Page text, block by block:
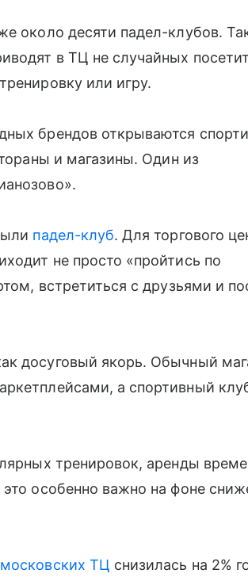
около десяти падел-клубов.
в ТЦ не случайных
или игру.
брендов открываются
и магазины. Один из
падел-клуб. Для торгового
не просто «пройтись по
встретиться с друзьями и
досуговый якорь. Обычный
а спортивный
тренировок, аренды
особенно важно на фоне
московских ТЦ снизилась на 2%